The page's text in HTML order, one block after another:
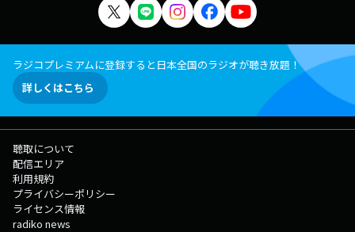
ラジコプレミアムに登録すると日本全国のラジオが聴き放題！
詳しくはこちら
聴取について
配信エリア
利用規約
プライバシーポリシー
ライセンス情報
radiko news